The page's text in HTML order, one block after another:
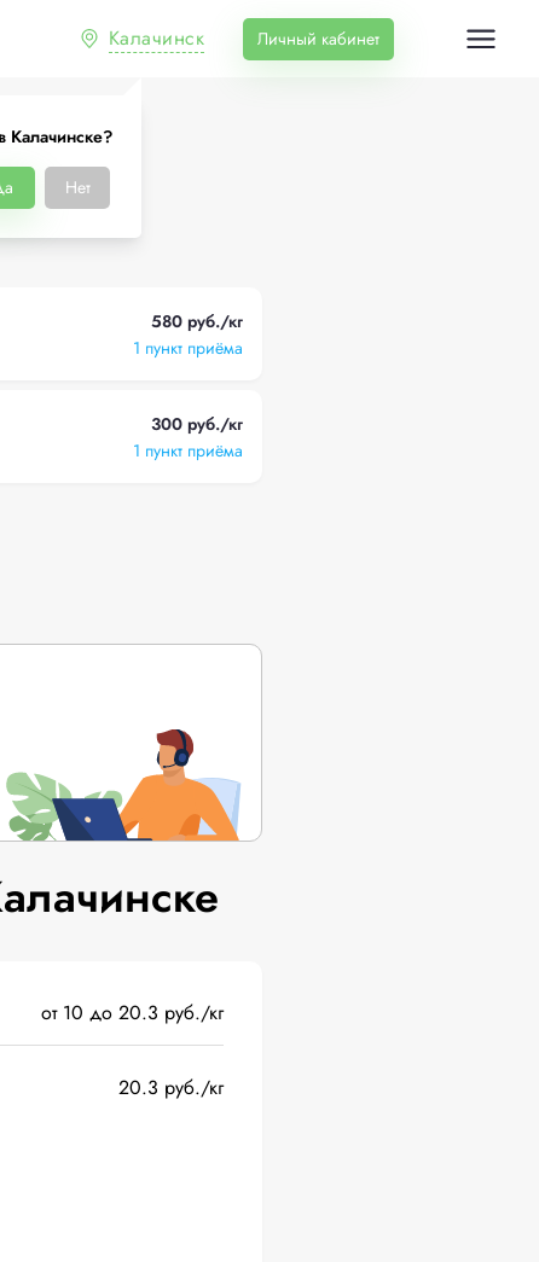
Калачинск
Калачинске?
Нет
Личный кабинет
580 руб./кг
1 пункт приёма
300 руб./кг
1 пункт приёма
от 10 до 20.3 руб./кг
20.3 руб./кг